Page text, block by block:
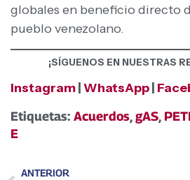
globales en beneficio directo
pueblo venezolano.
¡SÍGUENOS EN NUESTRAS
Instagram WhatsApp
Etiquetas: Acuerdos,gAS,
E
ANTERIOR